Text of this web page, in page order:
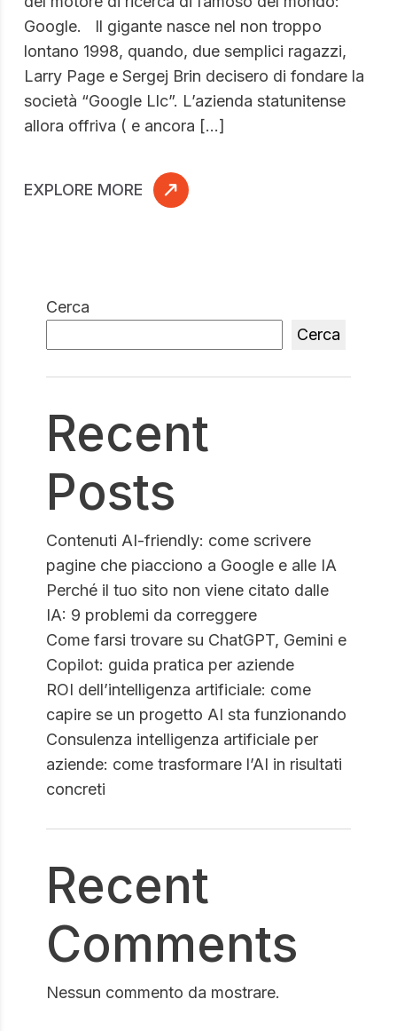
Google. Il gigante nasce nel non troppo
lontano 1998, quando, due semplici ragazzi,
Larry Page e Sergej Brin decisero di fondare la
società “Google Llc”. L’azienda statunitense
allora offriva ( e ancora […]
EXPLORE MORE
Cerca
Cerca
Recent
Posts
Contenuti AI-friendly: come scrivere
pagine che piacciono a Google e alle IA
Perché il tuo sito non viene citato dalle
IA: 9 problemi da correggere
Come farsi trovare su ChatGPT, Gemini e
Copilot: guida pratica per aziende
ROI dell’intelligenza artificiale: come
capire se un progetto AI sta funzionando
Consulenza intelligenza artificiale per
aziende: come trasformare l’AI in risultati
concreti
Recent
Comments
Nessun commento da mostrare.